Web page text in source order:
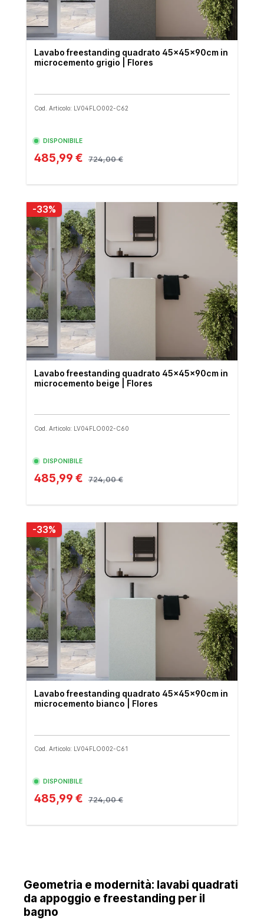
Lavabo freestanding quadrato 45x45x90cm in
microcemento grigio | Flores
Cod. Articolo: LV04FLO002-C62
DISPONIBILE
485,99 € 724,00 €
-33%
Lavabo freestanding quadrato 45x45x90cm in
microcemento beige | Flores
Cod. Articolo: LV04FLO002-C60
DISPONIBILE
485,99 € 724,00 €
-33%
Lavabo freestanding quadrato 45x45x90cm in
microcemento bianco | Flores
Cod. Articolo: LV04FLO002-C61
DISPONIBILE
485,99 € 724,00 €
Geometria e modernità: lavabi quadrati
da appoggio e freestanding per il
bagno